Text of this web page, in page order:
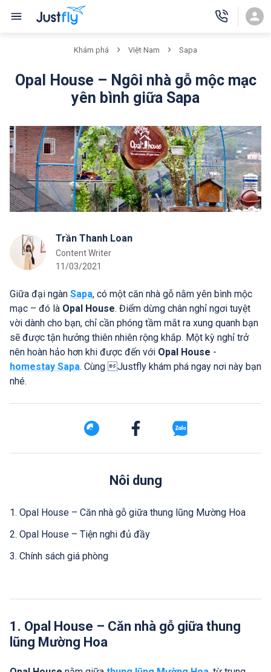
Khám phá Việt Nam Sapa
Opal House – Ngôi nhà gỗ mộc mạc
yên bình giữa Sapa
Trần Thanh Loan
Content Writer
11/03/2021
Giữa đại ngàn Sapa, có một căn nhà gỗ nằm yên bình mộc
mạc – đó là Opal House. Điểm dừng chân nghỉ ngơi tuyệt
vời dành cho bạn, chỉ cần phóng tầm mắt ra xung quanh bạn
sẽ được tận hưởng thiên nhiên rộng khắp. Một kỳ nghỉ trở
nên hoàn hảo hơn khi được đến với Opal House -
homestay Sapa. Cùng Justfly khám phá ngay nơi này bạn
nhé.
Nôi dung
1. Opal House – Căn nhà gỗ giữa thung lũng Mường Hoa
2. Opal House – Tiện nghi đủ đầy
3. Chính sách giá phòng
1. Opal House – Căn nhà gỗ giữa thung
lũng Mường Hoa